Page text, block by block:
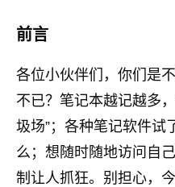
前言
各位小伙伴们，你们是
不已？笔记本越记越多
圾场”；各种笔记软件试
么；想随时随地访问自
制让人抓狂。别担心，